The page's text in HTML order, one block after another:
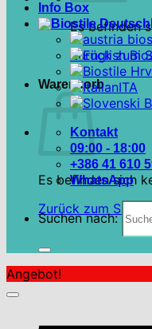
Es befinden
Zurück zum
Warenkorb
Es befinden sich
Zurück zum Shop
Info Box
ITA
Kontakt
09:00 - 18:00
+386 41 610
WhatsApp
Suchen nach:
Angebot!